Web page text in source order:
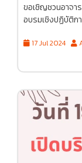
ขอเชิญชวนอาจา
อบรมเชิงปฏิบัติก
17 Jul 2024